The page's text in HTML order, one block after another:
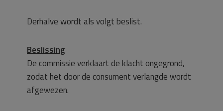
Derhalve wordt als volgt beslist.
Beslissing
De commissie verklaart de klacht ongegrond,
zodat het door de consument verlangde wordt
afgewezen.